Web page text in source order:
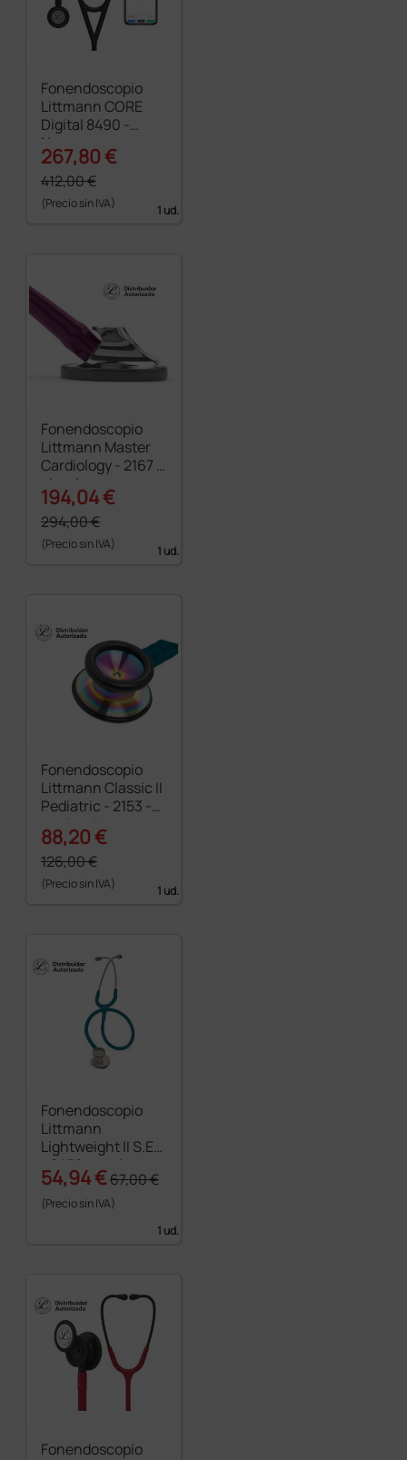
Fonendoscopio
Littmann CORE
Digital 8490 -
Negro
267,80 €
412,00 €
(Precio sin IVA) 1 ud.
Fonendoscopio
Littmann Master
Cardiology - 2167 -
ciruela
194,04 €
294,00 €
(Precio sin IVA) 1 ud.
Fonendoscopio
Littmann Classic II
Pediatric - 2153 -
azul caribe -
rainbow finish
88,20 €
126,00 €
(Precio sin IVA) 1 ud.
Fonendoscopio
Littmann
Lightweight II S.E.
- 2452 - azul
caribe
54,94 €67,00 €
(Precio sin IVA)
1 ud.
Fonendoscopio